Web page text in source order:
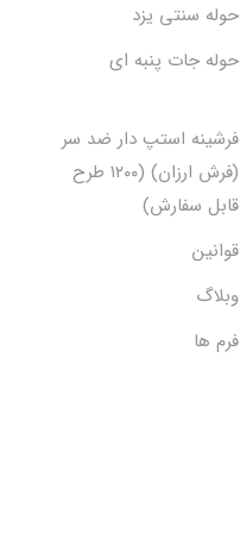
حوله سنتی یزد
حوله جات پنبه ای
فرشینه استپ دار ضد سر
(فرش ارزان) (۱۲۰۰ طرح
قابل سفارش)
قوانین
وبلاگ
فرم ها